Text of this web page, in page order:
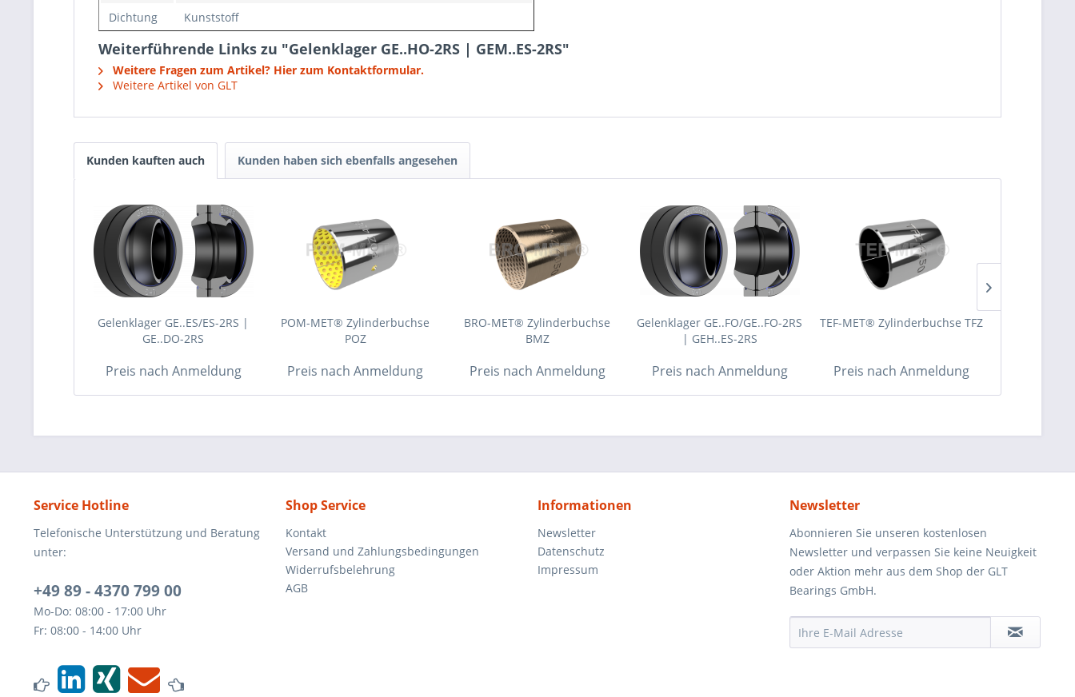
Dichtung
Kunststoff
Weiterführende Links zu "Gelenklager GE..HO-2RS | GEM..ES-2RS"
Weitere Fragen zum Artikel? Hier zum Kontaktformular.
Weitere Artikel von GLT
Kunden kauften auch Kunden haben sich ebenfalls angesehen
Gelenklager GE..ES/ES-2RS |
GE..DO-2RS
Preis nach Anmeldung
POM-MET® Zylinderbuchse
POZ
Preis nach Anmeldung
BRO-MET® Zylinderbuchse
BMZ
Preis nach Anmeldung
Gelenklager GE..FO/GE..FO-2RS
| GEH..ES-2RS
Preis nach Anmeldung
TEF-MET® Zylinderbuchse TFZ
Preis nach Anmeldung
Service Hotline
Telefonische Unterstützung und Beratung
unter:
+49 89 - 4370 799 00
Mo-Do: 08:00 - 17:00 Uhr
Fr: 08:00 - 14:00 Uhr
Shop Service
Kontakt
Versand und Zahlungsbedingungen
Widerrufsbelehrung
AGB
Informationen
Newsletter
Datenschutz
Impressum
Newsletter
Abonnieren Sie unseren kostenlosen
Newsletter und verpassen Sie keine Neuigkeit
oder Aktion mehr aus dem Shop der GLT
Bearings GmbH.